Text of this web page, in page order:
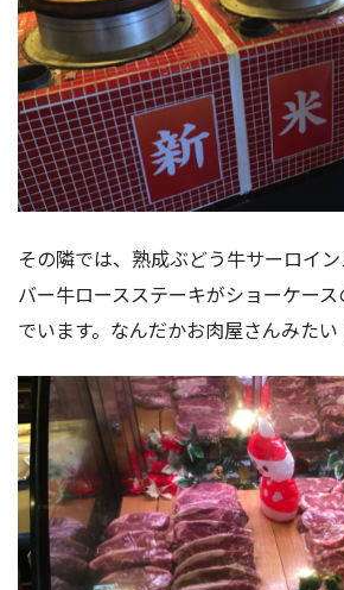
その隣では、熟成ぶどう牛サーロイ
バー牛ロースステーキがショーケー
でいます。なんだかお肉屋さんみたい